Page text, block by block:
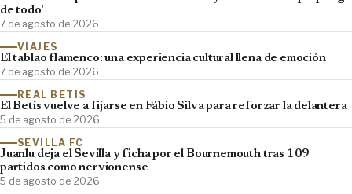
de todo'
7 de agosto de 2026
VIAJES
El tablao flamenco: una experiencia cultural llena de emoción
7 de agosto de 2026
REAL BETIS
El Betis vuelve a fijarse en Fábio Silva para reforzar la delantera
5 de agosto de 2026
SEVILLA FC
Juanlu deja el Sevilla y ficha por el Bournemouth tras 109
partidos como nervionense
5 de agosto de 2026